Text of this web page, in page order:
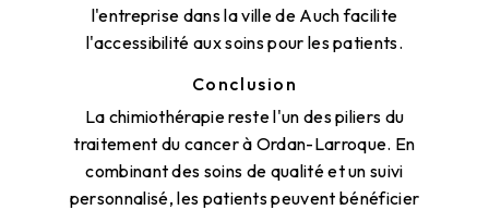
l'entreprise dans la ville de Auch facilite
l'accessibilité aux soins pour les patients.
Conclusion
La chimiothérapie reste l'un des piliers du
traitement du cancer à Ordan-Larroque. En
combinant des soins de qualité et un suivi
personnalisé, les patients peuvent bénéficier